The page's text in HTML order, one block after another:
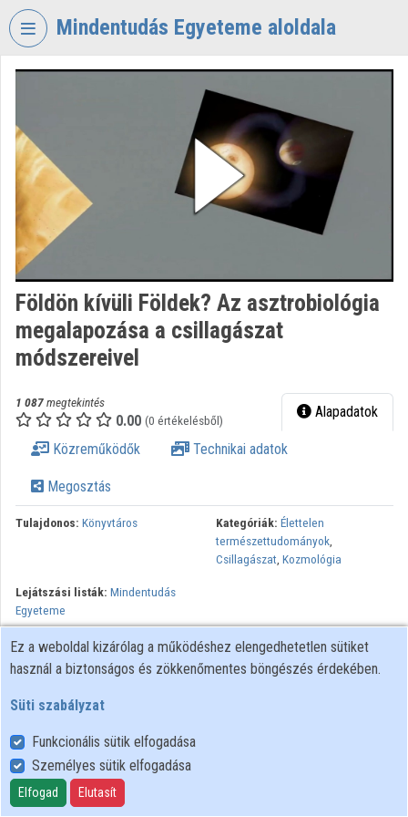
Fejléc kihagyása
Mindentudás Egyeteme aloldala
MINDENTUDÁS
EGYETEME
Intézményi kezdőlap
Bejelentkezés
Kategóriák
Intézményi listák
Közreműködők
Földön kívüli Földek? Az asztrobiológia
megalapozása a csillagászat
módszereivel
1 087megtekintés
0.00 (0 értékelésből) Alapadatok
Közreműködők Technikai adatok
Megosztás
Tulajdonos: Könyvtáros Kategóriák: Élettelen
természettudományok,
Csillagászat, Kozmológia
Lejátszási listák: Mindentudás
Egyeteme
Amióta az emberiség tisztában van vele, hogy a létező világ jóval
nagyobb, mint a Föld nevű bolygó, azóta foglalkoztatja a kérdés,
lények intelligensek-e, vagy sem? A kutatás egyik legizgalmasabb
része a Naprendszeren túli égitestek megfigyelése. Az egyre
érzékenyebb műszereknek hála a csillagászat rohamosan fejlődik.
Ennek a fejlődésnek kulcsfigurája Kiss László csillagász is.
Minden jog fenntartva.
Ez a weboldal kizárólag a működéshez elengedhetetlen sütiket
használ a biztonságos és zökkenőmentes böngészés érdekében.
Süti szabályzat
Funkcionális sütik elfogadása
Személyes sütik elfogadása
Elfogad Elutasít